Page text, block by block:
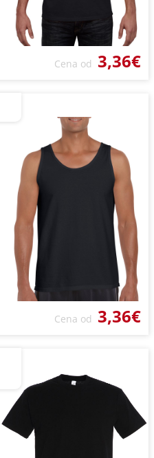
Cena od 3,36€
Cena od 3,36€